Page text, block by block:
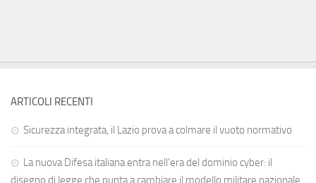
ARTICOLI RECENTI
Sicurezza integrata, il Lazio prova a colmare il vuoto normativo
La nuova Difesa italiana entra nell’era del dominio cyber: il
disegno di legge che punta a cambiare il modello militare nazionale